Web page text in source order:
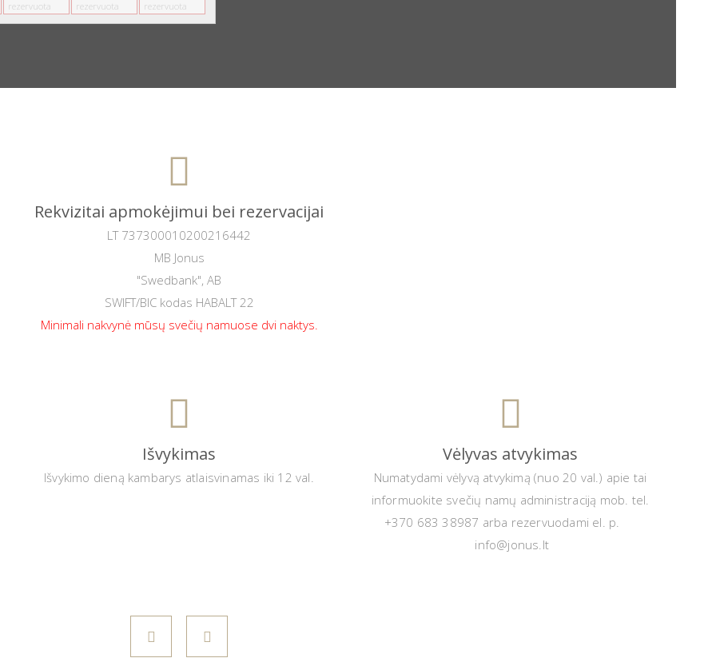
rezervuota rezervuota rezervuota
Rekvizitai apmokėjimui bei rezervacijai
LT 737300010200216442
MB Jonus
"Swedbank", AB
SWIFT/BIC kodas HABALT 22
Minimali nakvynė mūsų svečių namuose dvi naktys.
Išvykimas
Išvykimo dieną kambarys atlaisvinamas iki 12 val.
Vėlyvas atvykimas
Numatydami vėlyvą atvykimą (nuo 20 val.) apie tai
informuokite svečių namų administraciją mob. tel.
+370 683 38987 arba rezervuodami el. p.
info@jonus.lt